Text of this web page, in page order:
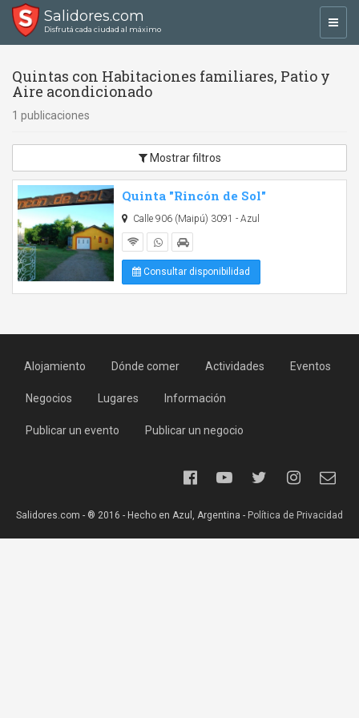
Salidores.com
Disfrutá cada ciudad al máximo
Quintas con Habitaciones familiares, Patio y
Aire acondicionado
1 publicaciones
Mostrar filtros
Quinta "Rincón de Sol"
Calle 906 (Maipú) 3091 - Azul
Consultar disponibilidad
Alojamiento Dónde comer Actividades Eventos
Negocios Lugares Información
Publicar un evento Publicar un negocio
Salidores.com - ® 2016 - Hecho en Azul, Argentina - Política de Privacidad